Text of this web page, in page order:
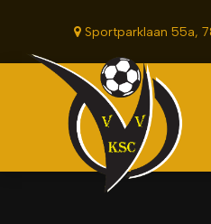
Sportparklaan 55a,